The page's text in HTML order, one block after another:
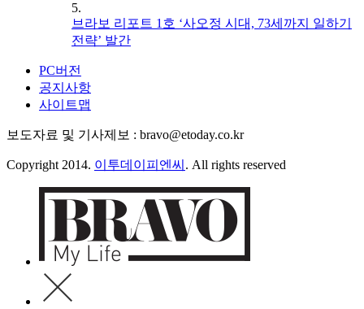
5.
브라보 리포트 1호 ‘사오정 시대, 73세까지 일하기
전략’ 발간
PC버전
공지사항
사이트맵
보도자료 및 기사제보 : bravo@etoday.co.kr
Copyright 2014. 이투데이피엔씨 . All rights reserved